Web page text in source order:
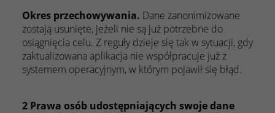
Okres przechowywania. Dane zanonimizowane
zostają usunięte, jeżeli nie są już potrzebne do
osiągnięcia celu. Z reguły dzieje się tak w sytuacji, gdy
zaktualizowana aplikacja nie współpracuje już z
systemem operacyjnym, w którym pojawił się błąd.
2 Prawa osób udostępniających swoje dane